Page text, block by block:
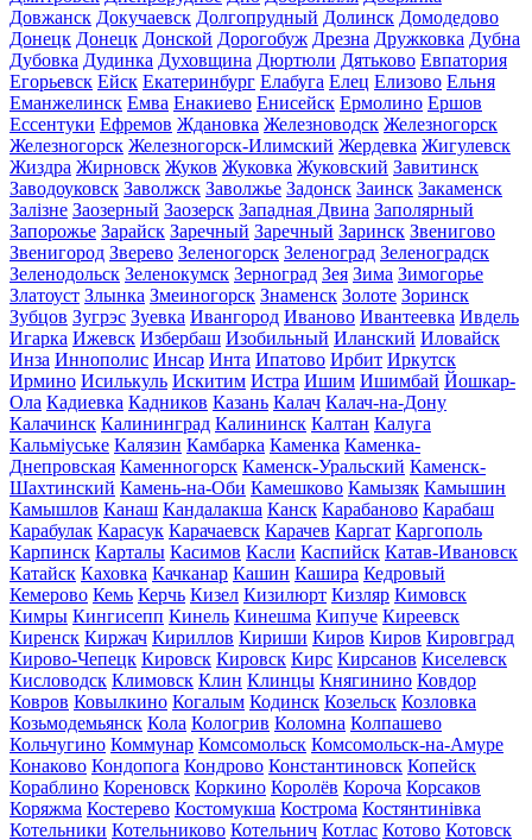
Довжанск Докучаевск Долгопрудный Долинск Домодедово
Донецк Донецк Донской Дорогобуж Дрезна Дружковка Дубна
Дубовка Дудинка Духовщина Дюртюли Дятьково Евпатория
Егорьевск Ейск Екатеринбург Елабуга Елец Елизово Ельня
Еманжелинск Емва Енакиево Енисейск Ермолино Ершов
Ессентуки Ефремов Ждановка Железноводск Железногорск
Железногорск Железногорск-Илимский Жердевка Жигулевск
Жиздра Жирновск Жуков Жуковка Жуковский Завитинск
Заводоуковск Заволжск Заволжье Задонск Заинск Закаменск
Залізне Заозерный Заозерск Западная Двина Заполярный
Запорожье Зарайск Заречный Заречный Заринск Звенигово
Звенигород Зверево Зеленогорск Зеленоград Зеленоградск
Зеленодольск Зеленокумск Зерноград Зея Зима Зимогорье
Златоуст Злынка Змеиногорск Знаменск Золоте Зоринск
Зубцов Зугрэс Зуевка Ивангород Иваново Ивантеевка Ивдель
Игарка Ижевск Избербаш Изобильный Иланский Иловайск
Инза Иннополис Инсар Инта Ипатово Ирбит Иркутск
Ирмино Исилькуль Искитим Истра Ишим Ишимбай Йошкар-
Ола Кадиевка Кадников Казань Калач Калач-на-Дону
Калачинск Калининград Калининск Калтан Калуга
Кальміуське Калязин Камбарка Каменка Каменка-
Днепровская Каменногорск Каменск-Уральский Каменск-
Шахтинский Камень-на-Оби Камешково Камызяк Камышин
Камышлов Канаш Кандалакша Канск Карабаново Карабаш
Карабулак Карасук Карачаевск Карачев Каргат Каргополь
Карпинск Карталы Касимов Касли Каспийск Катав-Ивановск
Катайск Каховка Качканар Кашин Кашира Кедровый
Кемерово Кемь Керчь Кизел Кизилюрт Кизляр Кимовск
Кимры Кингисепп Кинель Кинешма Кипуче Киреевск
Киренск Киржач Кириллов Кириши Киров Киров Кировград
Кирово-Чепецк Кировск Кировск Кирс Кирсанов Киселевск
Кисловодск Климовск Клин Клинцы Княгинино Ковдор
Ковров Ковылкино Когалым Кодинск Козельск Козловка
Козьмодемьянск Кола Кологрив Коломна Колпашево
Кольчугино Коммунар Комсомольск Комсомольск-на-Амуре
Конаково Кондопога Кондрово Константиновск Копейск
Кораблино Кореновск Коркино Королёв Короча Корсаков
Коряжма Костерево Костомукша Кострома Костянтинівка
Котельники Котельниково Котельнич Котлас Котово Котовск